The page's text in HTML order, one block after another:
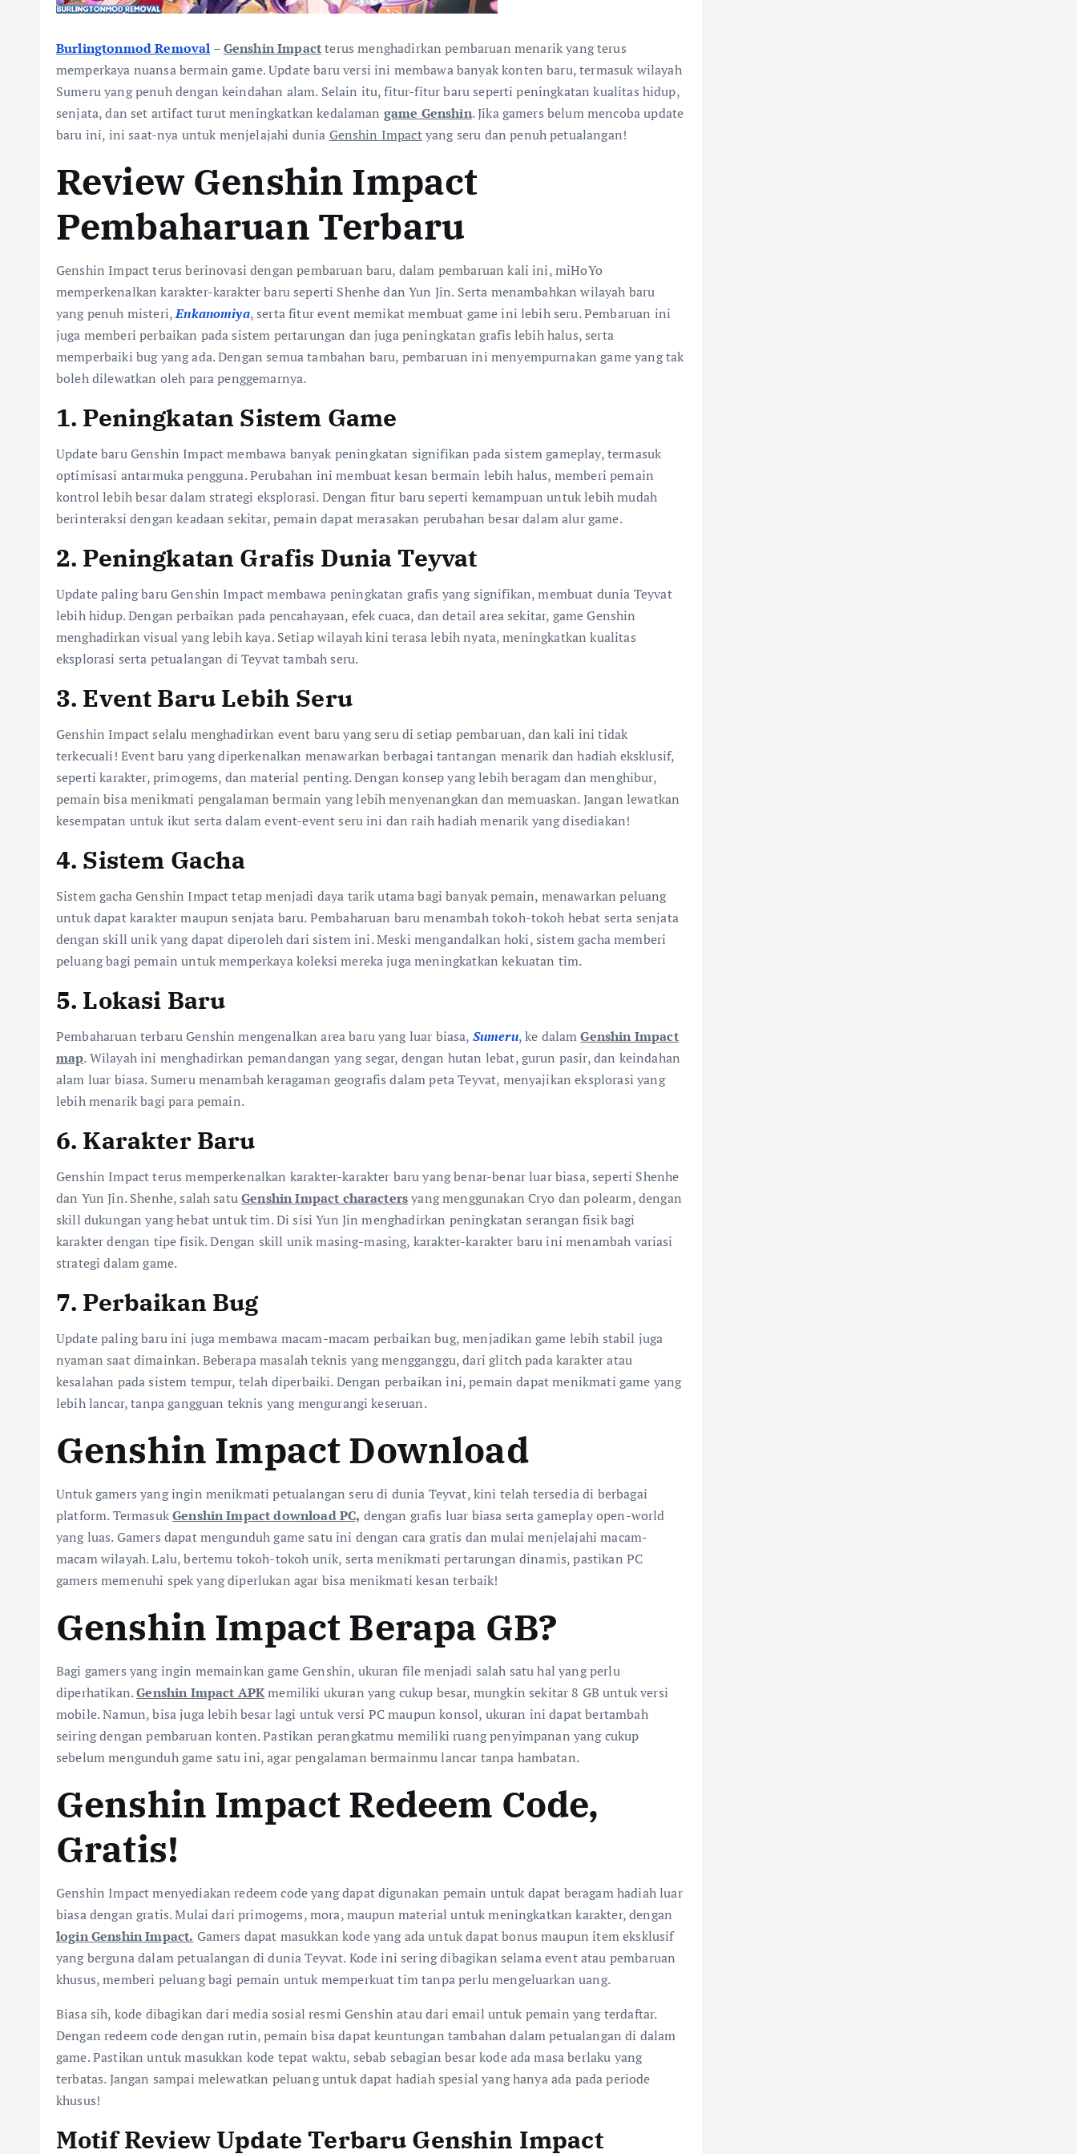
Burlingtonmod Removal –Genshin Impactterus menghadirkan pembaruan menarik yang terus
memperkaya nuansa bermain game. Update baru versi ini membawa banyak konten baru, termasuk wilayah
Sumeru yang penuh dengan keindahan alam. Selain itu, fitur-fitur baru seperti peningkatan kualitas hidup,
senjata, dan set artifact turut meningkatkan kedalaman game Genshin. Jika gamers belum mencoba update
baru ini, ini saat-nya untuk menjelajahi dunia Genshin Impactyang seru dan penuh petualangan!
Review Genshin Impact
Pembaharuan Terbaru
Genshin Impact terus berinovasi dengan pembaruan baru, dalam pembaruan kali ini, miHoYo
memperkenalkan karakter-karakter baru seperti Shenhe dan Yun Jin. Serta menambahkan wilayah baru
yang penuh misteri,Enkanomiya, serta fitur event memikat membuat game ini lebih seru. Pembaruan ini
juga memberi perbaikan pada sistem pertarungan dan juga peningkatan grafis lebih halus, serta
memperbaiki bug yang ada. Dengan semua tambahan baru, pembaruan ini menyempurnakan game yang tak
boleh dilewatkan oleh para penggemarnya.
1. Peningkatan Sistem Game
Update baru Genshin Impact membawa banyak peningkatan signifikan pada sistem gameplay, termasuk
optimisasi antarmuka pengguna. Perubahan ini membuat kesan bermain lebih halus, memberi pemain
kontrol lebih besar dalam strategi eksplorasi. Dengan fitur baru seperti kemampuan untuk lebih mudah
berinteraksi dengan keadaan sekitar, pemain dapat merasakan perubahan besar dalam alur game.
2. Peningkatan Grafis Dunia Teyvat
Update paling baru Genshin Impact membawa peningkatan grafis yang signifikan, membuat dunia Teyvat
lebih hidup. Dengan perbaikan pada pencahayaan, efek cuaca, dan detail area sekitar, game Genshin
menghadirkan visual yang lebih kaya. Setiap wilayah kini terasa lebih nyata, meningkatkan kualitas
eksplorasi serta petualangan di Teyvat tambah seru.
3. Event Baru Lebih Seru
Genshin Impact selalu menghadirkan event baru yang seru di setiap pembaruan, dan kali ini tidak
terkecuali! Event baru yang diperkenalkan menawarkan berbagai tantangan menarik dan hadiah eksklusif,
seperti karakter, primogems, dan material penting. Dengan konsep yang lebih beragam dan menghibur,
pemain bisa menikmati pengalaman bermain yang lebih menyenangkan dan memuaskan. Jangan lewatkan
kesempatan untuk ikut serta dalam event-event seru ini dan raih hadiah menarik yang disediakan!
4. Sistem Gacha
Sistem gacha Genshin Impact tetap menjadi daya tarik utama bagi banyak pemain, menawarkan peluang
untuk dapat karakter maupun senjata baru. Pembaharuan baru menambah tokoh-tokoh hebat serta senjata
dengan skill unik yang dapat diperoleh dari sistem ini. Meski mengandalkan hoki, sistem gacha memberi
peluang bagi pemain untuk memperkaya koleksi mereka juga meningkatkan kekuatan tim.
5. Lokasi Baru
Pembaharuan terbaru Genshin mengenalkan area baru yang luar biasa, Sumeru, ke dalamGenshin Impact
map. Wilayah ini menghadirkan pemandangan yang segar, dengan hutan lebat, gurun pasir, dan keindahan
alam luar biasa. Sumeru menambah keragaman geografis dalam peta Teyvat, menyajikan eksplorasi yang
lebih menarik bagi para pemain.
6. Karakter Baru
Genshin Impact terus memperkenalkan karakter-karakter baru yang benar-benar luar biasa, seperti Shenhe
dan Yun Jin. Shenhe, salah satuGenshin Impact charactersyang menggunakan Cryo dan polearm, dengan
skill dukungan yang hebat untuk tim. Di sisi Yun Jin menghadirkan peningkatan serangan fisik bagi
karakter dengan tipe fisik. Dengan skill unik masing-masing, karakter-karakter baru ini menambah variasi
strategi dalam game.
7. Perbaikan Bug
Update paling baru ini juga membawa macam-macam perbaikan bug, menjadikan game lebih stabil juga
nyaman saat dimainkan. Beberapa masalah teknis yang mengganggu, dari glitch pada karakter atau
kesalahan pada sistem tempur, telah diperbaiki. Dengan perbaikan ini, pemain dapat menikmati game yang
lebih lancar, tanpa gangguan teknis yang mengurangi keseruan.
Genshin Impact Download
Untuk gamers yang ingin menikmati petualangan seru di dunia Teyvat, kini telah tersedia di berbagai
platform. TermasukGenshin Impact download PC, dengan grafis luar biasa serta gameplay open-world
yang luas. Gamers dapat mengunduh game satu ini dengan cara gratis dan mulai menjelajahi macam-
macam wilayah. Lalu, bertemu tokoh-tokoh unik, serta menikmati pertarungan dinamis, pastikan PC
gamers memenuhi spek yang diperlukan agar bisa menikmati kesan terbaik!
Genshin Impact Berapa GB?
Bagi gamers yang ingin memainkan game Genshin, ukuran file menjadi salah satu hal yang perlu
diperhatikan.Genshin Impact APKmemiliki ukuran yang cukup besar, mungkin sekitar 8 GB untuk versi
mobile. Namun, bisa juga lebih besar lagi untuk versi PC maupun konsol, ukuran ini dapat bertambah
seiring dengan pembaruan konten. Pastikan perangkatmu memiliki ruang penyimpanan yang cukup
sebelum mengunduh game satu ini, agar pengalaman bermainmu lancar tanpa hambatan.
Genshin Impact Redeem Code,
Gratis!
Genshin Impact menyediakan redeem code yang dapat digunakan pemain untuk dapat beragam hadiah luar
biasa dengan gratis. Mulai dari primogems, mora, maupun material untuk meningkatkan karakter, dengan
login Genshin Impact. Gamers dapat masukkan kode yang ada untuk dapat bonus maupun item eksklusif
yang berguna dalam petualangan di dunia Teyvat. Kode ini sering dibagikan selama event atau pembaruan
khusus, memberi peluang bagi pemain untuk memperkuat tim tanpa perlu mengeluarkan uang.
Biasa sih, kode dibagikan dari media sosial resmi Genshin atau dari email untuk pemain yang terdaftar.
Dengan redeem code dengan rutin, pemain bisa dapat keuntungan tambahan dalam petualangan di dalam
game. Pastikan untuk masukkan kode tepat waktu, sebab sebagian besar kode ada masa berlaku yang
terbatas. Jangan sampai melewatkan peluang untuk dapat hadiah spesial yang hanya ada pada periode
khusus!
Motif Review Update Terbaru Genshin Impact